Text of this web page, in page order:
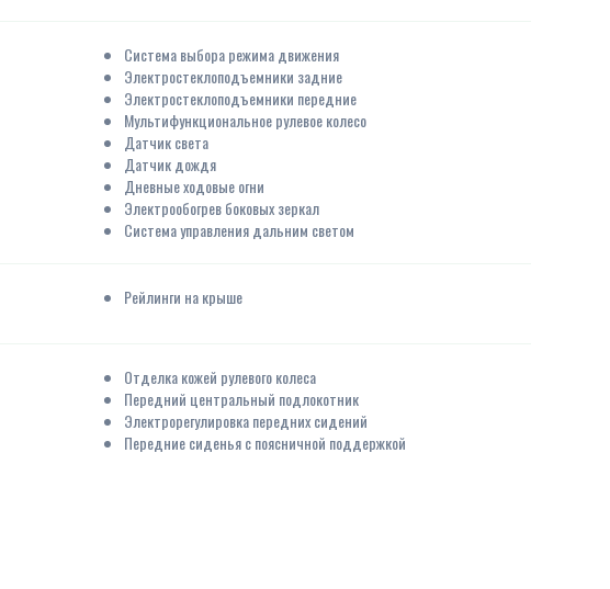
Система выбора режима движения
Электростеклоподъемники задние
Электростеклоподъемники передние
Мультифункциональное рулевое колесо
Датчик света
Датчик дождя
Дневные ходовые огни
Электрообогрев боковых зеркал
Система управления дальним светом
Рейлинги на крыше
Отделка кожей рулевого колеса
Передний центральный подлокотник
Электрорегулировка передних сидений
Передние сиденья с поясничной поддержкой